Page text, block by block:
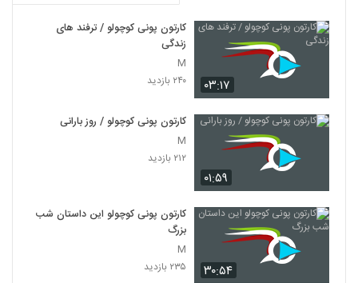
۰۳:۱۷
کارتون پونی کوچولو / ترفند های
زندگی
M
۲۴۰ بازدید
۰۱:۵۹
کارتون پونی کوچولو / روز بارانی
M
۲۱۲ بازدید
۳۰:۵۴
کارتون پونی کوچولو این داستان شب
بزرگ
M
۲۳۵ بازدید